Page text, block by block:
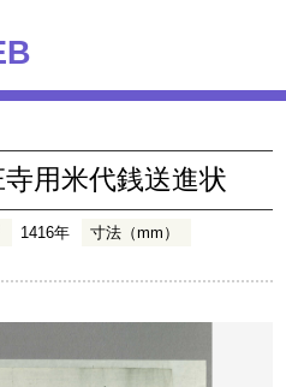
用米代銭送進状
1416年
寸法（mm）